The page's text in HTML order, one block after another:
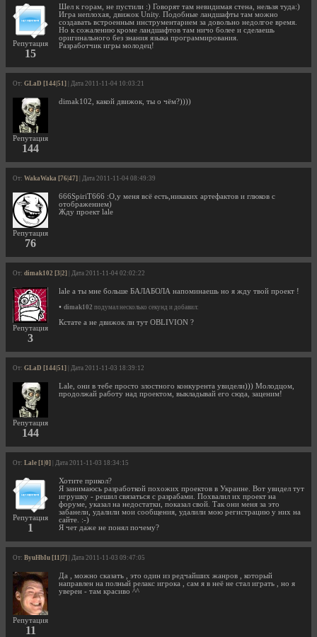
Репутация
15
Шел к горам, не пустили :) Говорят там невидимая стена, нельзя туда:)
Игра неплохая, движок Unity. Подобные ландшафты там можно
создавать встроенным инструментарием за довольно недолгое время.
Но к сожалению кроме ландшафтов там ничо более и сделаешь
оригинального без знания языка программирования.
Разработчик игры молодец!
От: GLaD [144|51] | Дата 2011-11-04 10:03:21
Репутация
144
dimak102, какой движок, ты о чём?))))
От: WakaWaka [76|47] | Дата 2011-11-04 08:49:39
Репутация
76
666SpiriT666 :O,у меня всё есть,никаких артефактов и глюков с
отображением)
Жду проект lale
От: dimak102 [3|2] | Дата 2011-11-04 02:02:22
Репутация
3
lale а ты мне больше БАЛАБОЛА напоминаешь но я жду твой проект !
• dimak102 подумал несколько секунд и добавил:
Кстате а не движок ли тут OBLIVION ?
От: GLaD [144|51] | Дата 2011-11-03 18:39:12
Репутация
144
Lale, они в тебе просто злостного конкурента увидели))) Молодцом,
продолжай работу над проектом, выкладывай его сюда, заценим!
От: Lale [1|0] | Дата 2011-11-03 18:34:15
Репутация
1
Хотите прикол?
Я занимаюсь разработкой похожих проектов в Украине. Вот увидел тут
игрушку - решил связаться с разрабами. Похвалил их проект на
форуме, указал на недостатки, показал свой. Так они меня за это
забанели, удалили мои сообщения, удалили мою регистрацию у них на
сайте. :-)
Я чет даже не понял почему?
От: ByuHbIu [11|7] | Дата 2011-11-03 09:47:05
Репутация
11
Да , можно сказать , это один из редчайших жанров , который
направлен на полный релакс игрока , сам я в неё не стал играть , но я
уверен - там красиво ^^